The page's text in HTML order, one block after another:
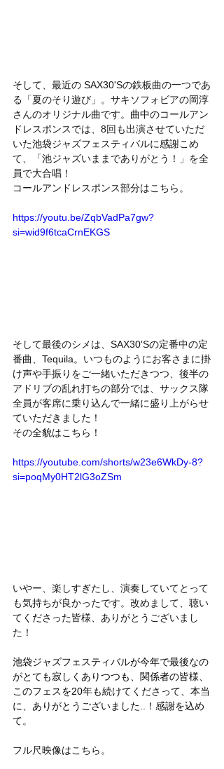
そして、最近の SAX30'Sの鉄板曲の一つであ
る「夏のそり遊び」。サキソフォビアの岡淳
さんのオリジナル曲です。曲中のコールアン
ドレスポンスでは、8回も出演させていただ
いた池袋ジャズフェスティバルに感謝こめ
て、「池ジャズいままでありがとう！」を全
員で大合唱！
コールアンドレスポンス部分はこちら。
https://youtu.be/ZqbVadPa7gw?
si=wid9f6tcaCrnEKGS
そして最後のシメは、SAX30'Sの定番中の定
番曲、Tequila。いつものようにお客さまに掛
け声や手振りをご一緒いただきつつ、後半の
アドリブの乱れ打ちの部分では、サックス隊
全員が客席に乗り込んで一緒に盛り上がらせ
ていただきました！
その全貌はこちら！
https://youtube.com/shorts/w23e6WkDy-8?
si=poqMy0HT2lG3oZSm
いやー、楽しすぎたし、演奏していてとって
も気持ちが良かったです。改めまして、聴い
てくださった皆様、ありがとうございまし
た！
池袋ジャズフェスティバルが今年で最後なの
がとても寂しくありつつも、関係者の皆様、
このフェスを20年も続けてくださって、本当
に、ありがとうございました..！感謝を込め
て。
フル尺映像はこちら。